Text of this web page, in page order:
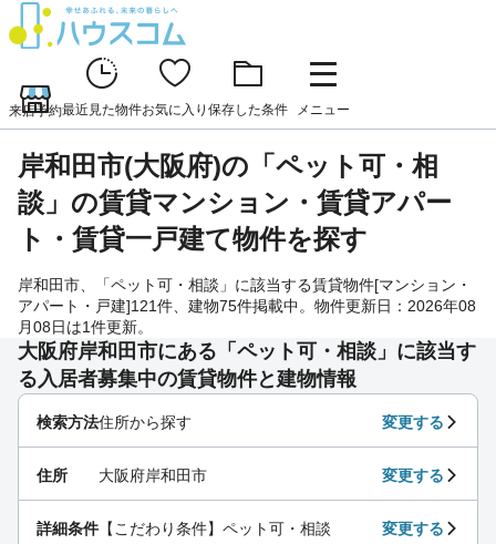
来店予約最近見た物件お気に入り 保存した条件 メニュー
岸和田市(大阪府)の「ペット可・相
談」の賃貸マンション・賃貸アパー
ト・賃貸一戸建て物件を探す
岸和田市、「ペット可・相談」に該当する賃貸物件[マンション・
アパート・戸建]121件、建物75件掲載中。物件更新日：2026年08
月08日は1件更新。
大阪府岸和田市にある「ペット可・相談」に該当す
る入居者募集中の賃貸物件と建物情報
検索方法住所から探す 変更する
住所 大阪府岸和田市 変更する
詳細条件 【こだわり条件】ペット可・相談 変更する